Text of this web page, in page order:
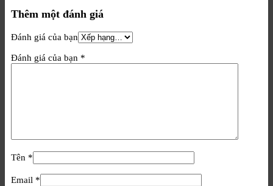
Thêm một đánh giá
Đánh giá của bạn
Đánh giá của bạn *
Tên *
Email *